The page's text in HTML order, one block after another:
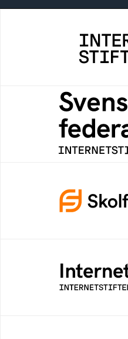
Internetstiftelsen
bidrar positivt till
Svenska
Grunden för
Ett medlemskap i
inloggning och
Samlad kunskap
säker och